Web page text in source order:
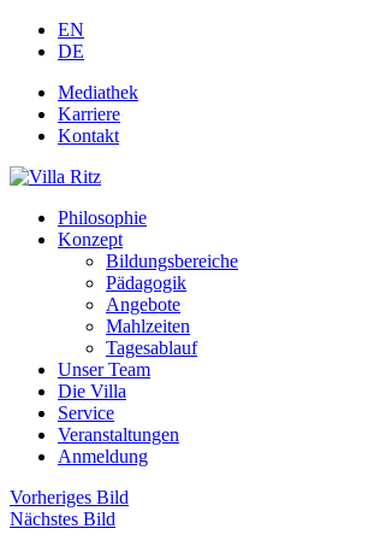
EN
DE
Mediathek
Karriere
Kontakt
Philosophie
Konzept
Bildungsbereiche
Pädagogik
Angebote
Mahlzeiten
Tagesablauf
Unser Team
Die Villa
Service
Veranstaltungen
Anmeldung
Vorheriges Bild
Nächstes Bild